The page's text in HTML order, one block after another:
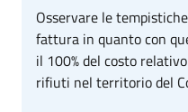
Osservare le
fattura in quanto con
il 100% del costo
rifiuti nel territorio del